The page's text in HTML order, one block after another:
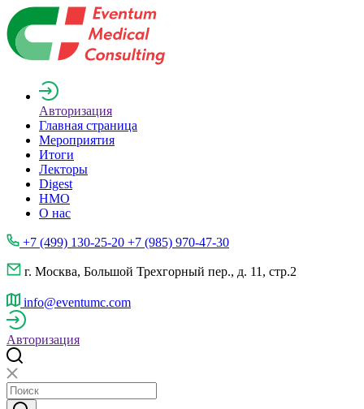
Авторизация
Главная страница
Мероприятия
Итоги
Лекторы
Digest
НМО
О нас
+7 (499) 130-25-20 +7 (985) 970-47-30
г. Москва, Большой Трехгорный пер., д. 11, стр.2
info@eventumc.com
Авторизация